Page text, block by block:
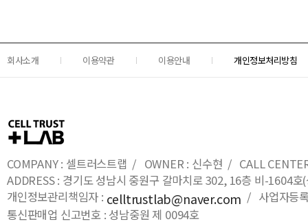
회사소개 이용약관 이용안내 개인정보처리방침
COMPANY : 셀트러스트랩 / OWNER : 신수현 / CALL
ADDRESS : 경기도 성남시 중원구 갈마치로 302, 16층 비-1604
개인정보관리책임자 : celltrustlab@naver.com / 사업자등
통신판매업 신고번호 : 성남중원 제 0094호